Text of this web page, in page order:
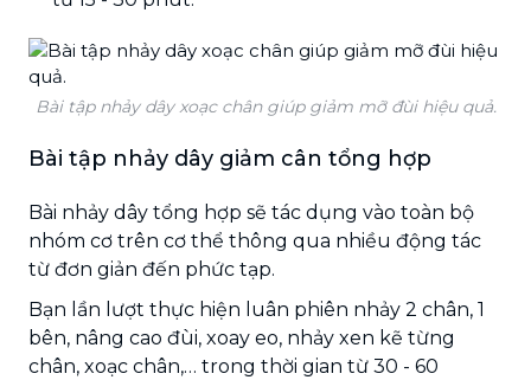
Bài tập nhảy dây xoạc chân giúp giảm mỡ đùi hiệu quả.
Bài tập nhảy dây giảm cân tổng hợp
Bài nhảy dây tổng hợp sẽ tác dụng vào toàn bộ
nhóm cơ trên cơ thể thông qua nhiều động tác
từ đơn giản đến phức tạp.
Bạn lần lượt thực hiện luân phiên nhảy 2 chân, 1
bên, nâng cao đùi, xoay eo, nhảy xen kẽ từng
chân, xoạc chân,… trong thời gian từ 30 - 60